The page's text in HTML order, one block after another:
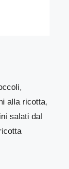
,
alla ricotta,
salati dal